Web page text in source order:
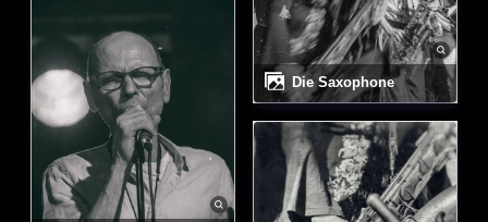
die Saxophone